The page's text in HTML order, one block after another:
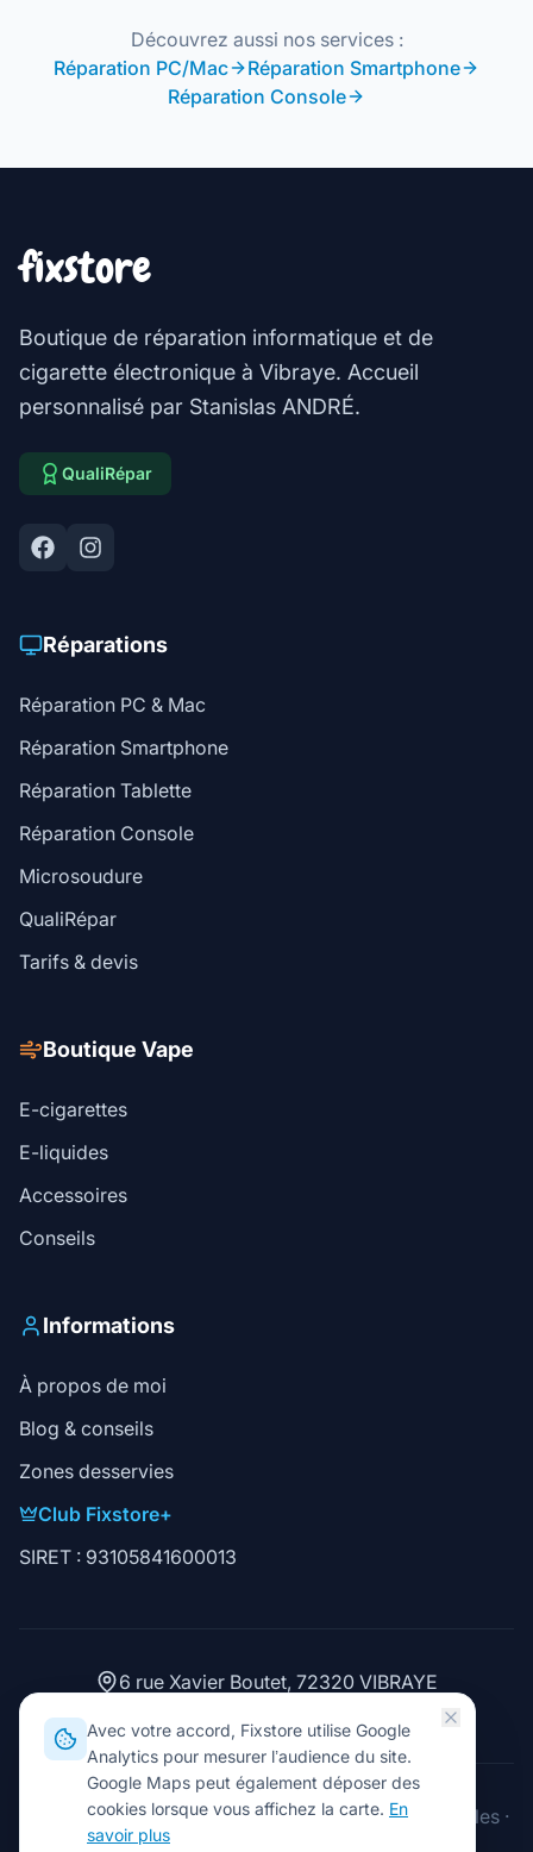
Découvrez aussi nos services :
Réparation PC/Mac
Réparation Smartphone
Réparation Console
fixstore
Boutique de réparation informatique et de
cigarette électronique à Vibraye. Accueil
personnalisé par Stanislas ANDRÉ.
QualiRépar
Réparations
Réparation PC & Mac
Réparation Smartphone
Réparation Tablette
Réparation Console
Microsoudure
QualiRépar
Tarifs & devis
Boutique Vape
E-cigarettes
E-liquides
Accessoires
Conseils
Informations
À propos de moi
Blog & conseils
Zones desservies
Club Fixstore+
SIRET : 93105841600013
6 rue Xavier Boutet, 72320 VIBRAYE
Fixstore. Tous droits réservés. · Mentions légales ·
Gérer les cookies
Avec votre accord, Fixstore utilise Google
Analytics pour mesurer l’audience du site.
Google Maps peut également déposer des
cookies lorsque vous affichez la carte. En
savoir plus